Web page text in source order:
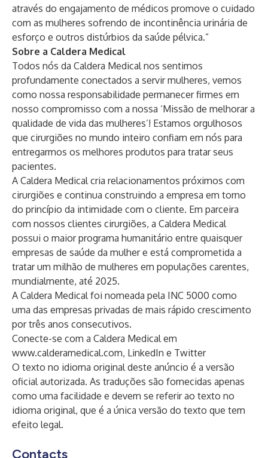
através do engajamento de médicos promove o cuidado
com as mulheres sofrendo de incontinência urinária de
esforço e outros distúrbios da saúde pélvica.”
Sobre a Caldera Medical
Todos nós da Caldera Medical nos sentimos
profundamente conectados a servir mulheres, vemos
como nossa responsabilidade permanecer firmes em
nosso compromisso com a nossa ‘Missão de melhorar a
qualidade de vida das mulheres’! Estamos orgulhosos
que cirurgiões no mundo inteiro confiam em nós para
entregarmos os melhores produtos para tratar seus
pacientes.
A Caldera Medical cria relacionamentos próximos com
cirurgiões e continua construindo a empresa em torno
do princípio da intimidade com o cliente. Em parceira
com nossos clientes cirurgiões, a Caldera Medical
possui o maior programa humanitário entre quaisquer
empresas de saúde da mulher e está comprometida a
tratar um milhão de mulheres em populações carentes,
mundialmente, até 2025.
A Caldera Medical foi nomeada pela INC 5000 como
uma das empresas privadas de mais rápido crescimento
por três anos consecutivos.
Conecte-se com a Caldera Medical em
www.calderamedical.com, LinkedIn e Twitter
O texto no idioma original deste anúncio é a versão
oficial autorizada. As traduções são fornecidas apenas
como uma facilidade e devem se referir ao texto no
idioma original, que é a única versão do texto que tem
efeito legal.
Contacts